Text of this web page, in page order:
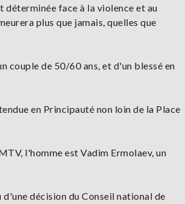
face à la violence et au
plus que jamais, quelles que
couple de 50/60 ans, et d'un blessé en
en Principauté non loin de la Place
l'homme est Vadim Ermolaev, un
décision du Conseil national de